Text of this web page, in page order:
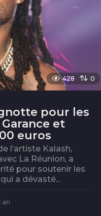
428 0
pour les
et
euros
l’artiste Kalash,
La Réunion, a
pour soutenir les
a dévasté...
an